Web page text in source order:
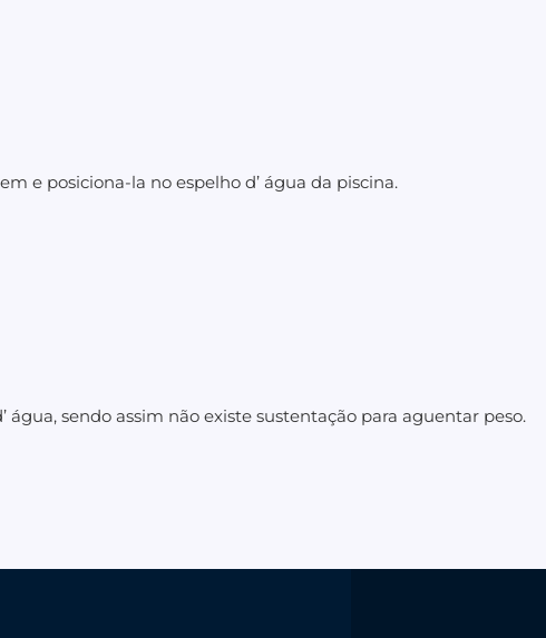
e posiciona-la no espelho d’ água da piscina.
água, sendo assim não existe sustentação para aguentar peso.